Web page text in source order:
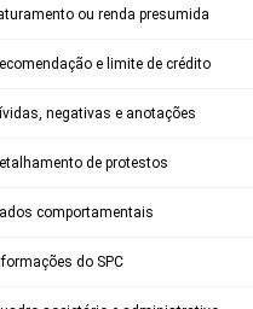
ou renda presumida
e limite de crédito
negativas e anotações
de protestos
comportamentais
do SPC